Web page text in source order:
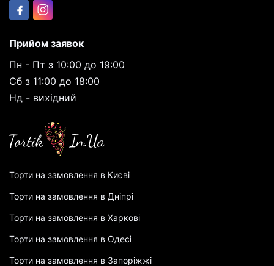
Прийом заявок
Пн - Пт з 10:00 до 19:00
Сб з 11:00 до 18:00
Нд - вихідний
Торти на замовлення в Києві
Торти на замовлення в Дніпрі
Торти на замовлення в Харкові
Торти на замовлення в Одесі
Торти на замовлення в Запоріжжі